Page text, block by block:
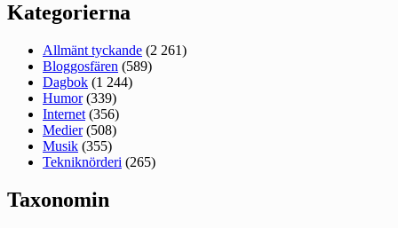
Kategorierna
Allmänt tyckande (2 261)
Bloggosfären (589)
Dagbok (1 244)
Humor(339)
Internet (356)
Medier(508)
Musik (355)
Tekniknörderi (265)
Taxonomin